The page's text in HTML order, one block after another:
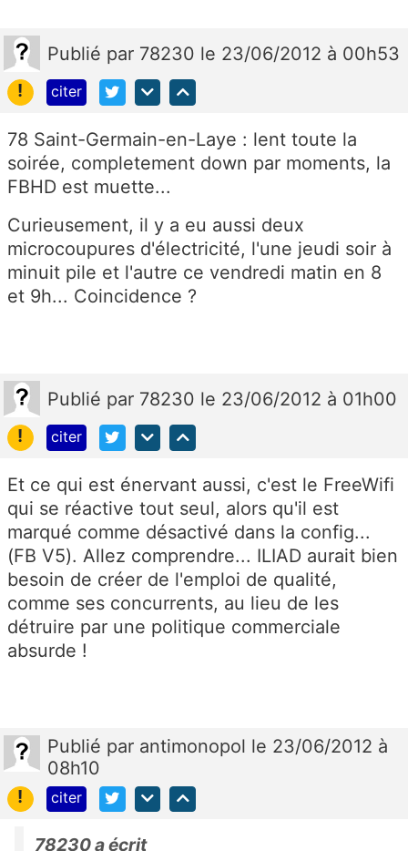
Publié par 78230 le 23/06/2012 à 00h53
!
citer
78 Saint-Germain-en-Laye : lent toute la
soirée, completement down par moments, la
FBHD est muette...
Curieusement, il y a eu aussi deux
microcoupures d'électricité, l'une jeudi soir à
minuit pile et l'autre ce vendredi matin en 8
et 9h... Coincidence ?
Publié par 78230 le 23/06/2012 à 01h00
!
citer
Et ce qui est énervant aussi, c'est le FreeWifi
qui se réactive tout seul, alors qu'il est
marqué comme désactivé dans la config...
(FB V5). Allez comprendre... ILIAD aurait bien
besoin de créer de l'emploi de qualité,
comme ses concurrents, au lieu de les
détruire par une politique commerciale
absurde !
Publié par antimonopol le 23/06/2012 à
08h10
!
citer
78230 a écrit